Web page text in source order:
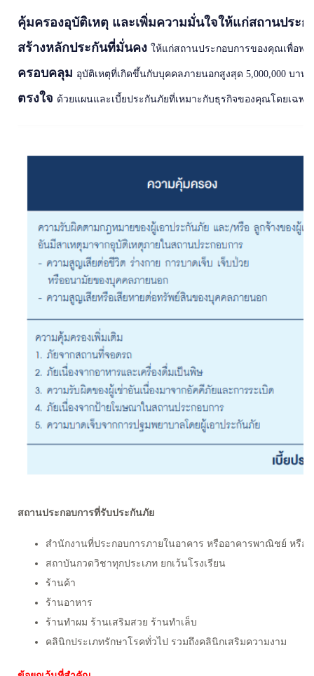
คุ้มครองอุบัติเหตุ และเพิ่มความมั่นใจให้แก่สถานประก
สร้างหลักประกันที่มั่นคง ให้แก่สถานประกอบการของคุณเพื่อพ
ครอบคลุม อุบัติเหตุที่เกิดขึ้นกับบุคคลภายนอกสูงสุด 5,000,000 บาท
ตรงใจ ด้วยแผนและเบี้ยประกันภัยที่เหมาะกับธุรกิจของคุณโดยเฉพา
สถานประกอบการที่รับประกันภัย
สำนักงานที่ประกอบการภายในอาคาร หรืออาคารพาณิชย์ หรือ
สถาบันกวดวิชาทุกประเภท ยกเว้นโรงเรียน
ร้านค้า
ร้านอาหาร
ร้านทำผม ร้านเสริมสวย ร้านทำเล็บ
คลินิกประเภทรักษาโรคทั่วไป รวมถึงคลินิกเสริมความงาม